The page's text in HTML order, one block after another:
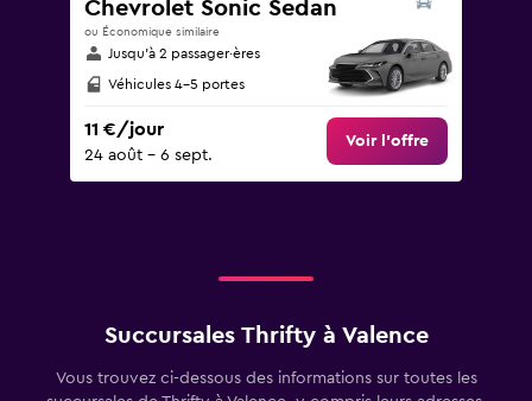
Chevrolet Sonic Sedan
ou Économique similaire
Jusqu’à 2 passager·ères
Véhicules 4-5 portes
11 €/jour
24 août - 6 sept.
Voir l’offre
Succursales Thrifty à Valence
Vous trouvez ci-dessous des informations sur toutes les